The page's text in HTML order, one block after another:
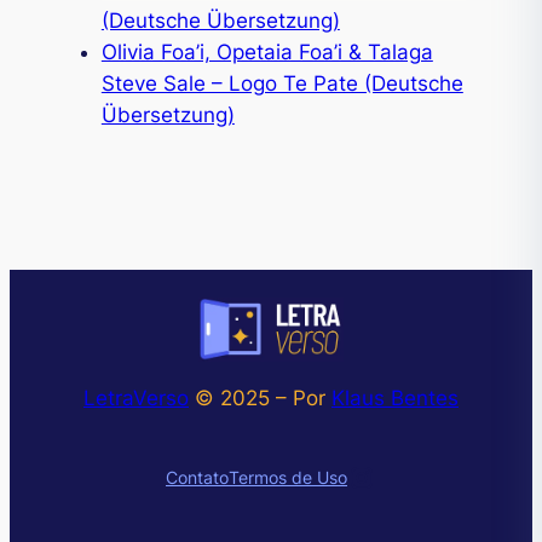
(Deutsche Übersetzung)
Olivia Foa’i, Opetaia Foa’i & Talaga
Steve Sale – Logo Te Pate (Deutsche
Übersetzung)
LetraVerso © 2025 – Por Klaus Bentes
ContatoTermos de UsoInstagram